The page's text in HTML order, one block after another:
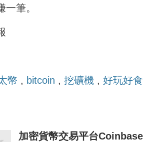
筆。
幣 , bitcoin , 挖礦機 , 好玩好食
加密貨幣交易平台Coinbase